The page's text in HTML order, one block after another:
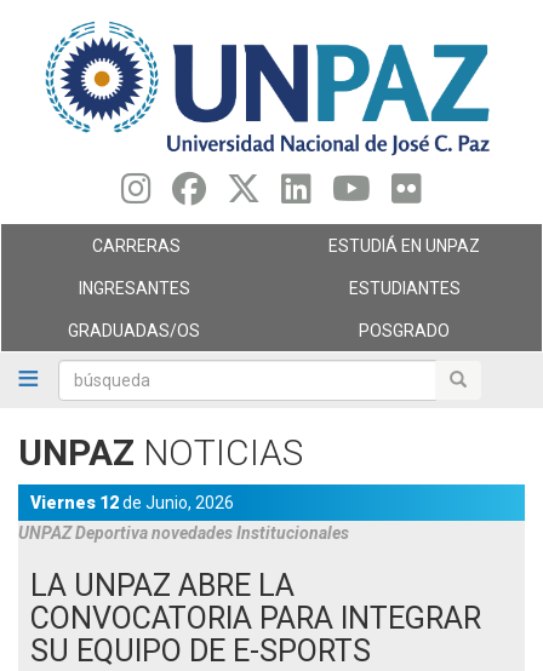
contenido
principal
búsqueda búsqueda
CARRERAS ESTUDIÁ EN UNPAZ
INGRESANTES ESTUDIANTES
GRADUADAS/OS POSGRADO
UNPAZ NOTICIAS
Viernes 12de Junio, 2026
UNPAZ Deportiva novedadesInstitucionales
LA UNPAZ ABRE LA
CONVOCATORIA PARA INTEGRAR
SU EQUIPO DE E-SPORTS